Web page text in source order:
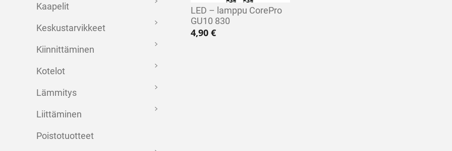
Kaapelit
Keskustarvikkeet
Kiinnittäminen
Kotelot
Lämmitys
Liittäminen
Poistotuotteet
LED – lamppu CorePro
GU10 830
4,90 €